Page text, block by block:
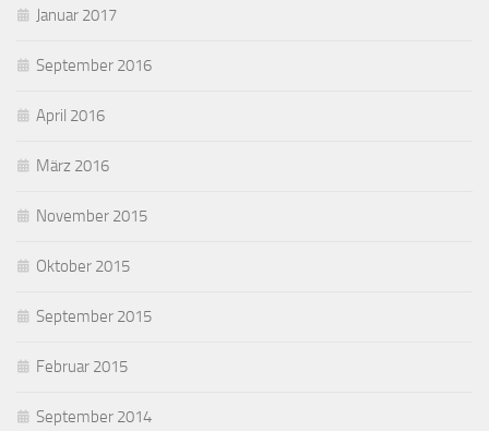
Januar 2017
September 2016
April 2016
März 2016
November 2015
Oktober 2015
September 2015
Februar 2015
September 2014